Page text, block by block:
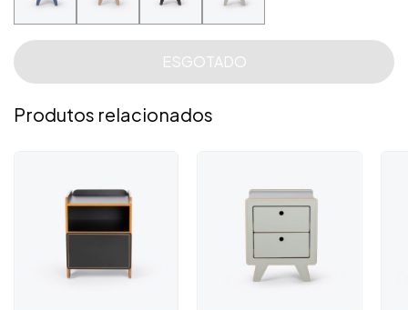
Produtos relacionados